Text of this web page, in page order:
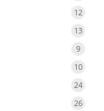
1212
1313
99
1010
2424
2626